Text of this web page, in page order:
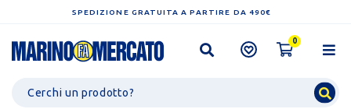
SPEDIZIONE GRATUITA A PARTIRE DA 490€
0